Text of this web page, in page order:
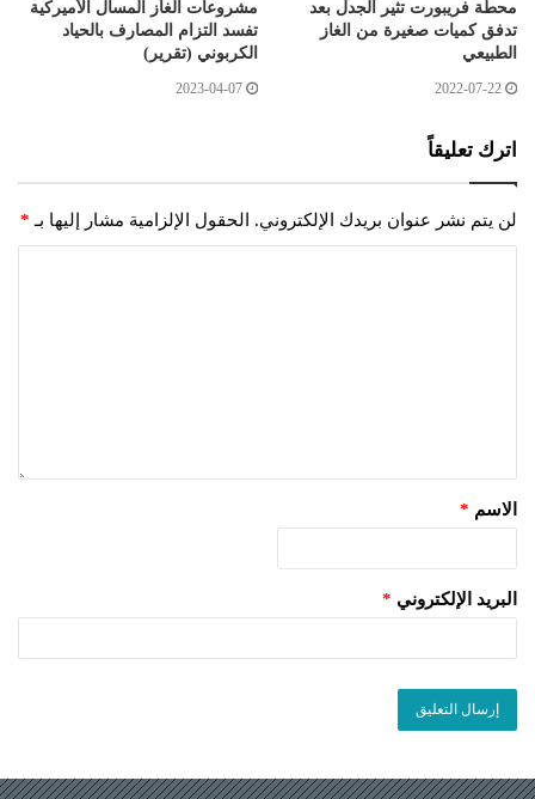
محطة فريبورت تثير الجدل بعد
تدفق كميات صغيرة من الغاز
الطبيعي
2022-07-22
مشروعات الغاز المسال الأميركية
تفسد التزام المصارف بالحياد
الكربوني (تقرير)
2023-04-07
اترك تعليقاً
لن يتم نشر عنوان بريدك الإلكتروني. الحقول الإلزامية مشار إليها بـ *
الاسم *
البريد الإلكتروني *